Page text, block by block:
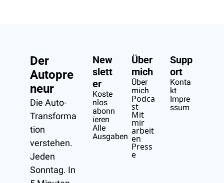
extrem unterschiedlich.
1:02
In den USA würden nur
sieben Prozent ein
chinesisches Auto
kaufen. In Europa sind
es zehn bis zwanzig
Prozent und in Brasilien
sechsunddreißig
Prozent. Brasilien ist für
besonders interessant.
Der
Autopre
neur
Die Auto-
Transforma
tion
verstehen.
Jeden
Sonntag. In
New
slett
er
Koste
nlos
abonn
ieren
Alle
Ausgaben
Über
mich
Über
mich
Podca
st
Mit
mir
arbeit
en
Press
e
Supp
ort
Konta
kt
Impre
ssum